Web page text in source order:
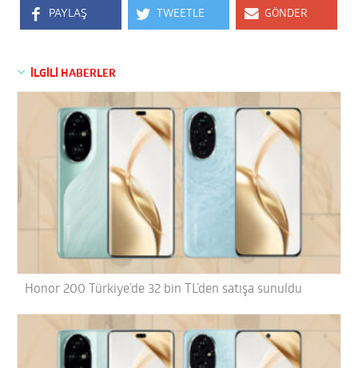
PAYLAŞ TWEETLE GÖNDER
İLGİLİ HABERLER
Honor 200 Türkiye’de 32 bin TL’den satışa sunuldu